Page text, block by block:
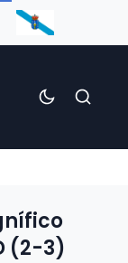
(2-3)